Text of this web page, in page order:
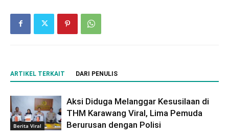
ARTIKEL TERKAIT DARI PENULIS
Berita Viral
Aksi Diduga Melanggar Kesusilaan di
THM Karawang Viral, Lima Pemuda
Berurusan dengan Polisi